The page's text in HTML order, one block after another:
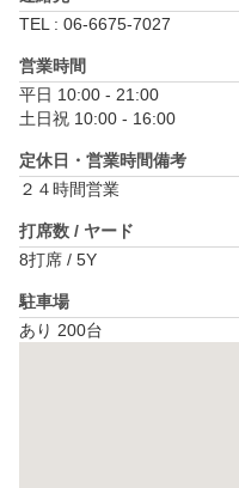
TEL : 06-6675-7027
営業時間
平日 10:00 - 21:00
土日祝 10:00 - 16:00
定休日・営業時間備考
２４時間営業
打席数 / ヤード
8打席 / 5Y
駐車場
あり 200台